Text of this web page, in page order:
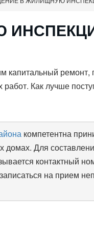
ремонт,
Как лучше
компетентна
домах. Для
контактный
на прием